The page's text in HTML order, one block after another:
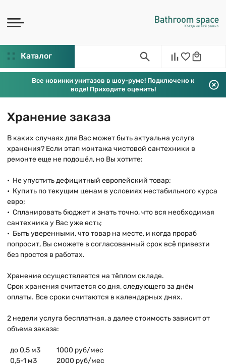
Каталог
Все новинки унитазов в шоу-руме! Подключено к
воде! Приходите оценить!
Хранение заказа
В каких случаях для Вас может быть актуальна услуга
хранения? Если этап монтажа чистовой сантехники в
ремонте еще не подошёл, но Вы хотите:
• Не упустить дефицитный европейский товар;
• Купить по текущим ценам в условиях нестабильного курса
евро;
• Спланировать бюджет и знать точно, что вся необходимая
сантехника у Вас уже есть;
• Быть уверенными, что товар на месте, и когда прораб
попросит, Вы сможете в согласованный срок всё привезти
без простоя в работах.
Хранение осуществляется на тёплом складе.
Срок хранения считается со дня, следующего за днём
оплаты. Все сроки считаются в календарных днях.
2 недели услуга бесплатная, а далее стоимость зависит от
объема заказа:
до 0,5 м3
1000 руб/мес
0,5-1 м3
2000 руб/мес